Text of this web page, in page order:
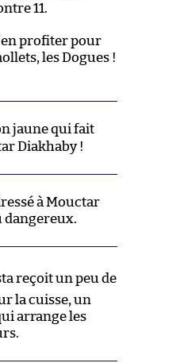
11.
profiter pour
les Dogues !
jaune qui fait
Diakhaby !
à Mouctar
dangereux.
reçoit un peu de
la cuisse, un
arrange les